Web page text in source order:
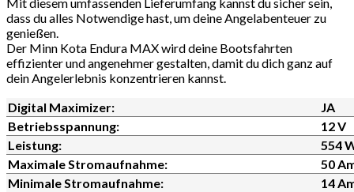
Mit diesem umfassenden Lieferumfang kannst du sicher sein,
dass du alles Notwendige hast, um deine Angelabenteuer zu
genießen.
Der Minn Kota Endura MAX wird deine Bootsfahrten
effizienter und angenehmer gestalten, damit du dich ganz auf
dein Angelerlebnis konzentrieren kannst.
Digital Maximizer:
JA
Betriebsspannung:
12 V
Leistung:
554
Maximale Stromaufnahme:
50
Minimale Stromaufnahme:
14